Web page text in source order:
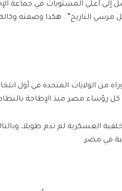
أعلى المستويات في جماعة
من الولايات المتحدة في أول
رؤساء مصر منذ الإطاحة بالنظام
العسكرية لم تدم طويلا،
في مصر.